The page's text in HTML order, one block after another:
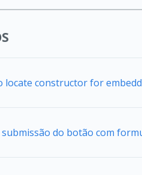
locate constructor for
do botão com